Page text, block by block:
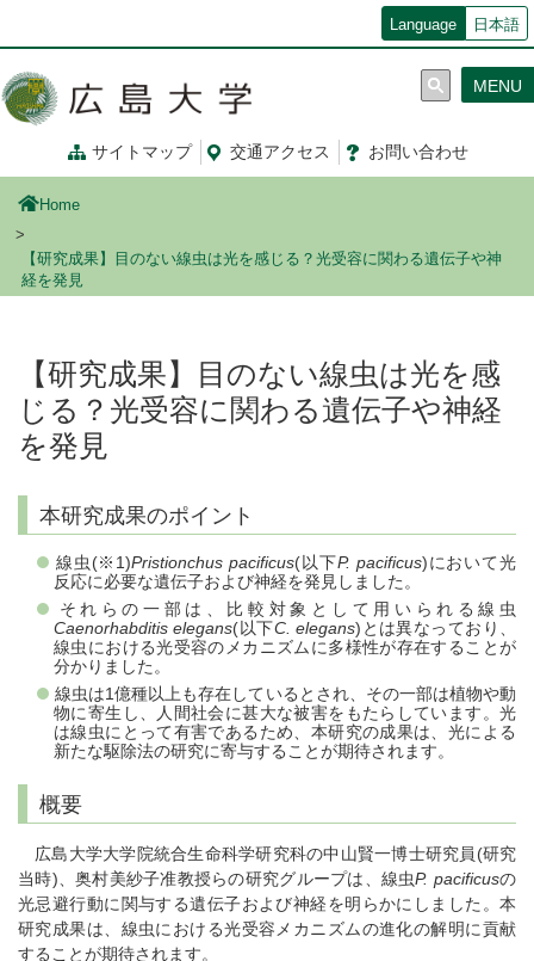
コ
ン
移
Language 日本語
サイトマップ 交通アクセス お問い合わせ
MENU
Home
【研究成果】目のない線虫は光を感じる？光受容に関わる遺伝子や神
経を発見
【研究成果】目のない線虫は光を感
じる？光受容に関わる遺伝子や神経
を発見
本研究成果のポイント
線虫(※1)Pristionchus pacificus(以下P. pacificus)において光
反応に必要な遺伝子および神経を発見しました。
それらの一部は、比較対象として用いられる線虫
Caenorhabditis elegans(以下C. elegans)とは異なっており、
線虫における光受容のメカニズムに多様性が存在することが
分かりました。
線虫は1億種以上も存在しているとされ、その一部は植物や動
物に寄生し、人間社会に甚大な被害をもたらしています。光
は線虫にとって有害であるため、本研究の成果は、光による
新たな駆除法の研究に寄与することが期待されます。
概要
広島大学大学院統合生命科学研究科の中山賢一博士研究員(研究
当時)、奥村美紗子准教授らの研究グループは、線虫P. pacificusの
光忌避行動に関与する遺伝子および神経を明らかにしました。本
研究成果は、線虫における光受容メカニズムの進化の解明に貢献
することが期待されます。